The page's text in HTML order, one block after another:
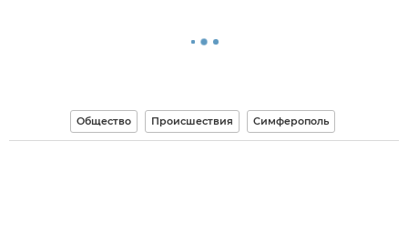
Общество Происшествия Симферополь